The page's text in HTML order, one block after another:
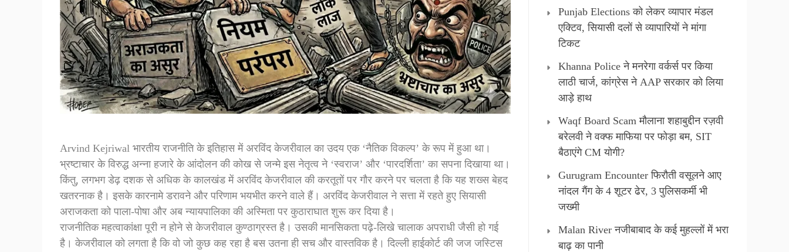
Arvind Kejriwal भारतीय राजनीति के इतिहास में अरविंद केजरीवाल का उदय एक ‘नैतिक विकल्प’ के रूप में हुआ था।
भ्रष्टाचार के विरुद्ध अन्ना हजारे के आंदोलन की कोख से जन्मे इस नेतृत्व ने ‘स्वराज’ और ‘पारदर्शिता’ का सपना दिखाया था।
किंतु, लगभग डेढ़ दशक से अधिक के कालखंड में अरविंद केजरीवाल की करतूतों पर गौर करने पर चलता है कि यह शख्स बेहद
खतरनाक है। इसके कारनामे डरावने और परिणाम भयभीत करने वाले हैं। अरविंद केजरीवाल ने सत्ता में रहते हुए सियासी
अराजकता को पाला-पोषा और अब न्यायपालिका की अस्मिता पर कुठाराघात शुरू कर दिया है।
राजनीतिक महत्वाकांक्षा पूरी न होने से केजरीवाल कुण्ठाग्रस्त है। उसकी मानसिकता पढ़े-लिखे चालाक अपराधी जैसी हो गई
है। केजरीवाल को लगता है कि वो जो कुछ कह रहा है बस उतना ही सच और वास्तविक है। दिल्ली हाईकोर्ट की जज जस्टिस
Punjab Elections को लेकर व्यापार मंडल
एक्टिव, सियासी दलों से व्यापारियों ने मांगा
टिकट
Khanna Police ने मनरेगा वर्कर्स पर किया
लाठी चार्ज, कांग्रेस ने AAP सरकार को लिया
आड़े हाथ
Waqf Board Scam मौलाना शहाबुद्दीन रज़वी
बरेलवी ने वक्फ माफिया पर फोड़ा बम, SIT
बैठाएंगे CM योगी?
Gurugram Encounter फिरौती वसूलने आए
नांदल गैंग के 4 शूटर ढेर, 3 पुलिसकर्मी भी
जख्मी
Malan River नजीबाबाद के कई मुहल्लों में भरा
बाढ़ का पानी